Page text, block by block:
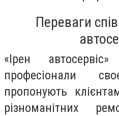
Переваги
«Ірен
професіонали
пропонують
різноманітних